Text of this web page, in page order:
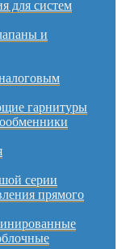
для систем
и
гарнитуры
серии
прямого